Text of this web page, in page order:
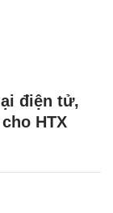
điện tử,
HTX